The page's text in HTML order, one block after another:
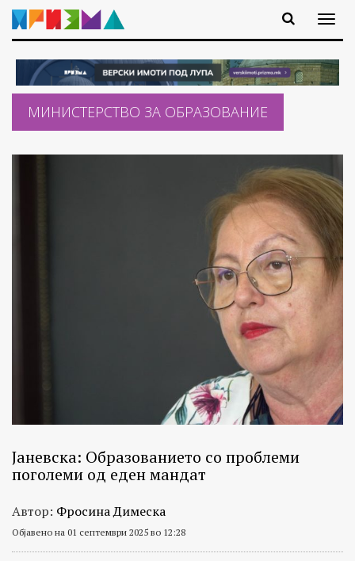
МИНИСТЕРСТВО ЗА ОБРАЗОВАНИЕ
Јаневска: Образованието со проблеми
поголеми од еден мандат
Автор: Фросина Димеска
Објавено на 01 септември 2025 во 12:28